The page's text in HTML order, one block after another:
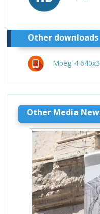
Other downloads
Mpeg-4
Other Media